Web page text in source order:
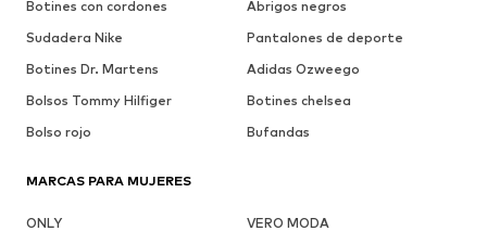
Botines con cordones
Abrigos negros
Sudadera Nike
Pantalones de deporte
Botines Dr. Martens
Adidas Ozweego
Bolsos Tommy Hilfiger
Botines chelsea
Bolso rojo
Bufandas
MARCAS PARA MUJERES
ONLY
VERO MODA